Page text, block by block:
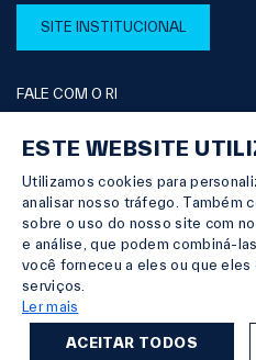
R$ 13,38-1,98%
SITE INSTITUCIONAL
FALE COM O RI
© Copyright 2026
TERMO DE
DIREITOS DOS
TERMOS E
ESTE WEBSITE
Utilizamos cookies para
analisar nosso tráfego. Também
sobre o uso do nosso site com
e análise, que podem combiná-
você forneceu a eles ou que
serviços.
Ler mais
ACEITAR TODOS